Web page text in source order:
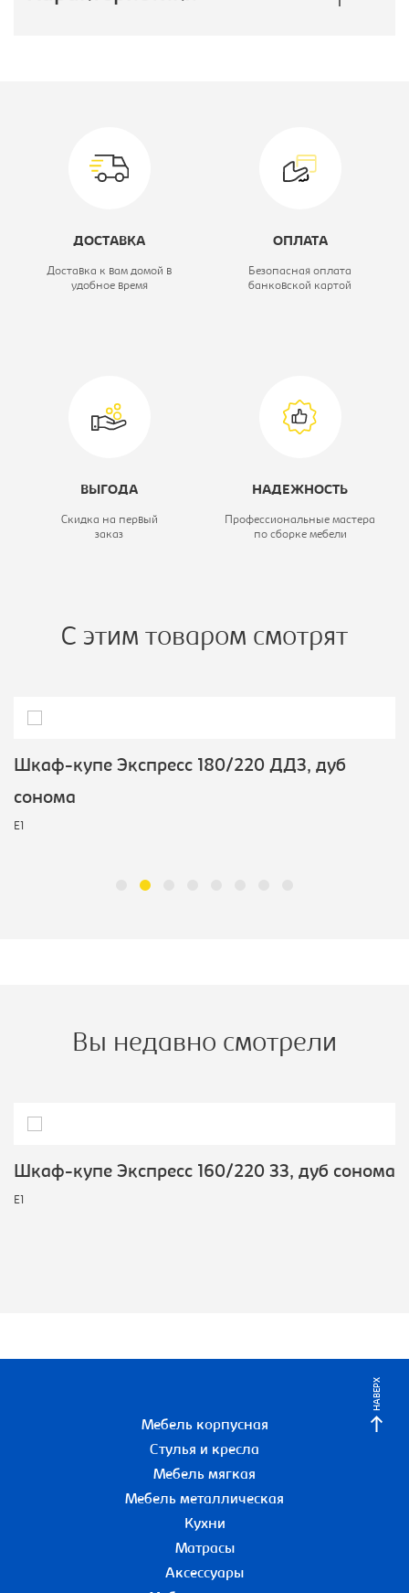
Высота, мм: 2200
Ширина, мм:
ДОСТАВКА
Доставка к вам домой в
удобное время
ОПЛАТА
Безопасная оплата
банковской картой
ВЫГОДА
Скидка на первый
заказ
НАДЕЖНОСТЬ
Профессиональные мастера
по сборке мебели
С этим товаром смотрят
Шкаф-купе Экспресс 180/220 ДДЗ, дуб
сонома
E1
Вы недавно смотрели
Шкаф-купе Экспресс 160/220 ЗЗ, дуб сонома
E1
НАВЕРХ
Мебель корпусная
Стулья и кресла
Мебель мягкая
Мебель металлическая
Кухни
Матрасы
Аксессуары